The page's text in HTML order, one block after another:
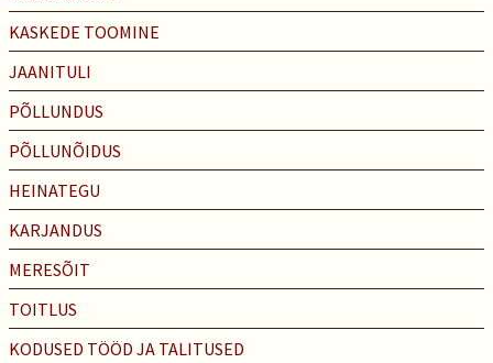
KASKEDE TOOMINE
JAANITULI
PÕLLUNDUS
PÕLLUNÕIDUS
HEINATEGU
KARJANDUS
MERESÕIT
TOITLUS
KODUSED TÖÖD JA TALITUSED